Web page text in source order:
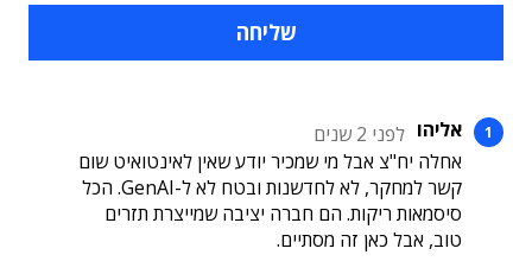
אליהו לפני 2 שנים
אחלה יח"צ אבל מי שמכיר יודע שאין לאינטואיט שום
קשר למחקר, לא לחדשנות ובטח לא ל-GenAI. הכל
סיסמאות ריקות. הם חברה יציבה שמייצרת תזרים
טוב, אבל כאן זה מסתיים.